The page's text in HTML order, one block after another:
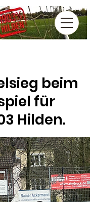
beim
für
Hilden.